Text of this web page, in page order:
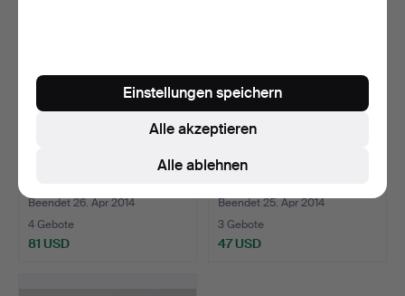
Beendet 26. Apr 2014
4 Gebote
81 USD
BOLLERWAGEN.
Beendet 25. Apr 2014
3 Gebote
47 USD
Alle ablehnen
Alle akzeptieren
Einstellungen speichern